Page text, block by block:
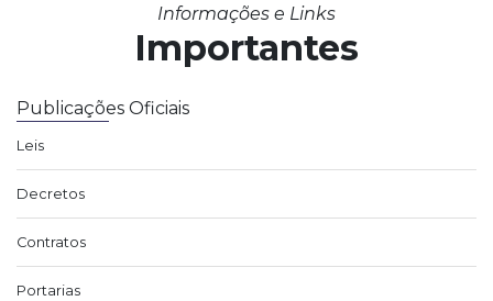
Informações e Links
Importantes
Publicações Oficiais
Leis
Decretos
Contratos
Portarias